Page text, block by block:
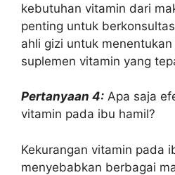
kebutuhan vitamin dari
penting untuk
ahli gizi untuk
suplemen vitamin yang
Pertanyaan 4: Apa saja
vitamin pada ibu hamil?
Kekurangan vitamin pada
menyebabkan berbagai